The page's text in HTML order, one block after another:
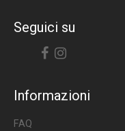
Seguici su
Informazioni
FAQ